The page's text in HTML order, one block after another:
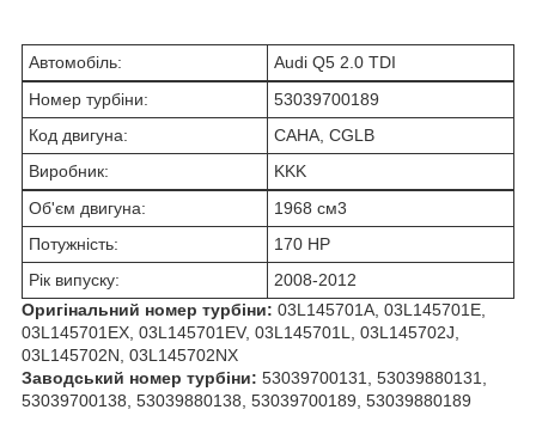
Автомобіль:
Audi Q5 2.0 TDI
Номер турбіни:
53039700189
Код двигуна:
CAHA, CGLB
Виробник:
KKK
Об'єм двигуна:
1968 см3
Потужність:
170 HP
Рік випуску:
2008-2012
Оригінальний номер турбіни: 03L145701A, 03L145701E,
03L145701EX, 03L145701EV, 03L145701L, 03L145702J,
03L145702N, 03L145702NX
Заводський номер турбіни: 53039700131, 53039880131,
53039700138, 53039880138, 53039700189, 53039880189